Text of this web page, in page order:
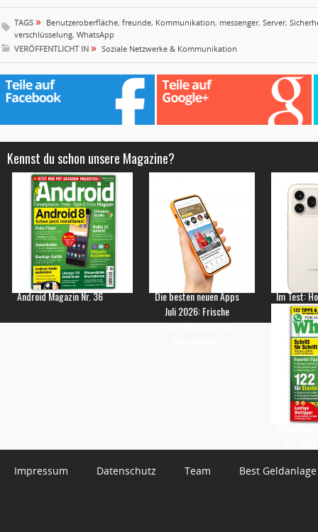
TAGS » Benutzeroberfläche, freunde, Kommunikation, messenger, Server,
verschlüsselung, WhatsApp
VERÖFFENTLICHT IN » Soziale Netzwerke & Kommunikation
Kennst du schon unsere Magazine?
Android Magazin Nr. 36
Die besten neuen Apps
Juli 2026: Frische
Empfehlungen für
Im Test:
Impressum Datenschutz Team Best Geldanlage